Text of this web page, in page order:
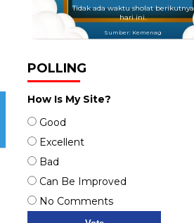
Tidak ada waktu sholat berikutnya
hari ini.
Sumber: Kemenag
POLLING
How Is My Site?
Good
Excellent
Bad
Can Be Improved
No Comments